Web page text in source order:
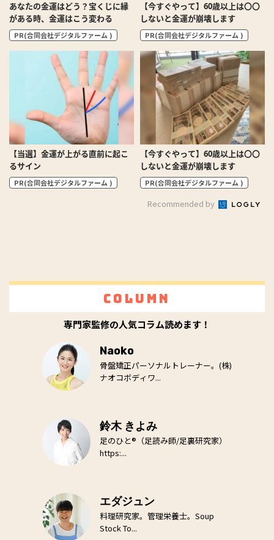
あなたの金運はどう？宝くじに縁
がある時、金運はこう変わる
PR(合同会社デジタルファーム )
【今すぐやって】60歳以上は〇〇
しないと金運が崩壊します
PR(合同会社デジタルファーム )
【当選】金運が上がる直前に起こ
るサイン
PR(合同会社デジタルファーム )
【今すぐやって】60歳以上は〇〇
しないと金運が崩壊します
PR(合同会社デジタルファーム )
Recommended by
Column
専門家監修の人気コラム読めます！
Naoko
骨盤矯正パーソナルトレーナー。(株)
ナオコボディワ...
鈴木 きよみ
足のひと®（足読み師/足裏研究家）
https:...
エダジュン
料理研究家。管理栄養士。Soup
Stock To...